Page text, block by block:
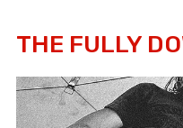
THE FULLY